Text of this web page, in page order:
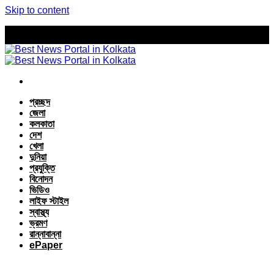
Skip to content
প্রচ্ছদ
জেলা
কলকাতা
দেশ
খেলা
দুনিয়া
প্রযুক্তি
বিনোদন
ভিডিও
লাইফ স্টাইল
স্বাস্থ্য
ভ্রমণ
রান্নাবান্না
ePaper